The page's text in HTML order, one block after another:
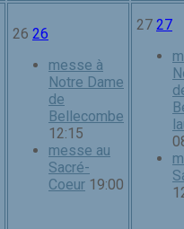
26 26
messe à
Notre Dame
de
Bellecombe
12:15
messe au
Sacré-
Coeur 19:00
27 27